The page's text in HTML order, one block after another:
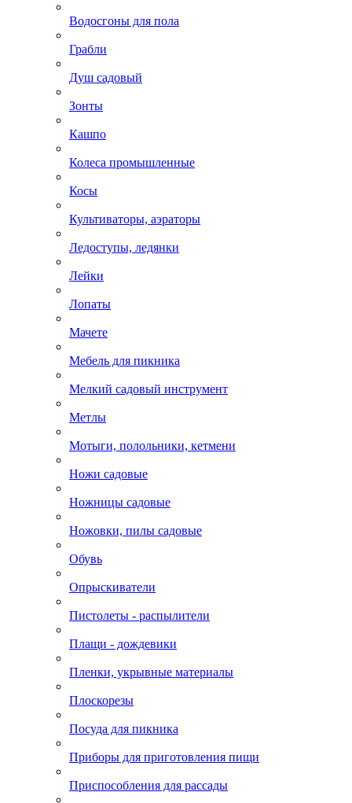
Водосгоны для пола
Грабли
Душ садовый
Зонты
Кашпо
Колеса промышленные
Косы
Культиваторы, аэраторы
Ледоступы, ледянки
Лейки
Лопаты
Мачете
Мебель для пикника
Мелкий садовый инструмент
Метлы
Мотыги, полольники, кетмени
Ножи садовые
Ножницы садовые
Ножовки, пилы садовые
Обувь
Опрыскиватели
Пистолеты - распылители
Плащи - дождевики
Пленки, укрывные материалы
Плоскорезы
Посуда для пикника
Приборы для приготовления пищи
Приспособления для рассады